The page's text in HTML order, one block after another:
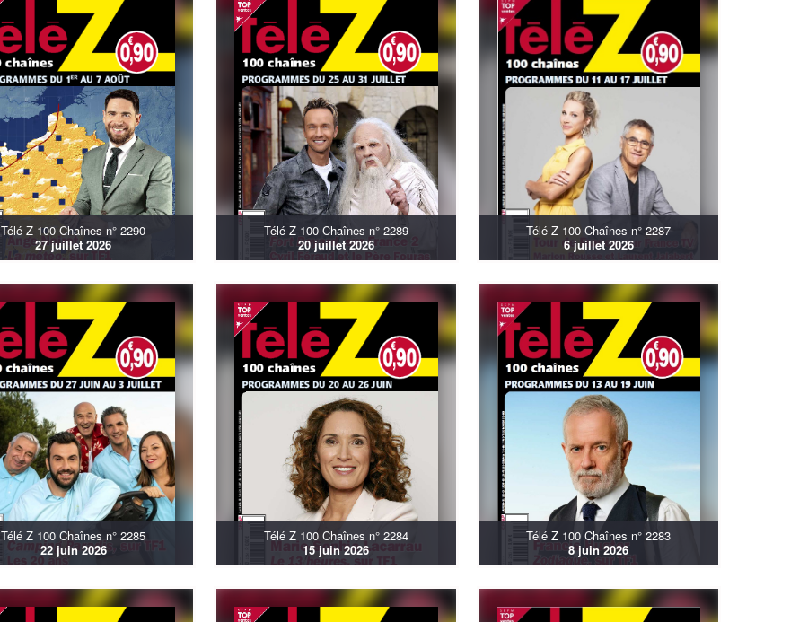
Télé Z 100 Chaînes n° 2290
27 juillet 2026
Télé Z 100 Chaînes n° 2289
20 juillet 2026
Télé Z 100 Chaînes n° 2287
6 juillet 2026
Télé Z 100 Chaînes n° 2285
22 juin 2026
Télé Z 100 Chaînes n° 2284
15 juin 2026
Télé Z 100 Chaînes n° 2283
8 juin 2026